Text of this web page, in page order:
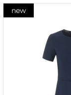
new